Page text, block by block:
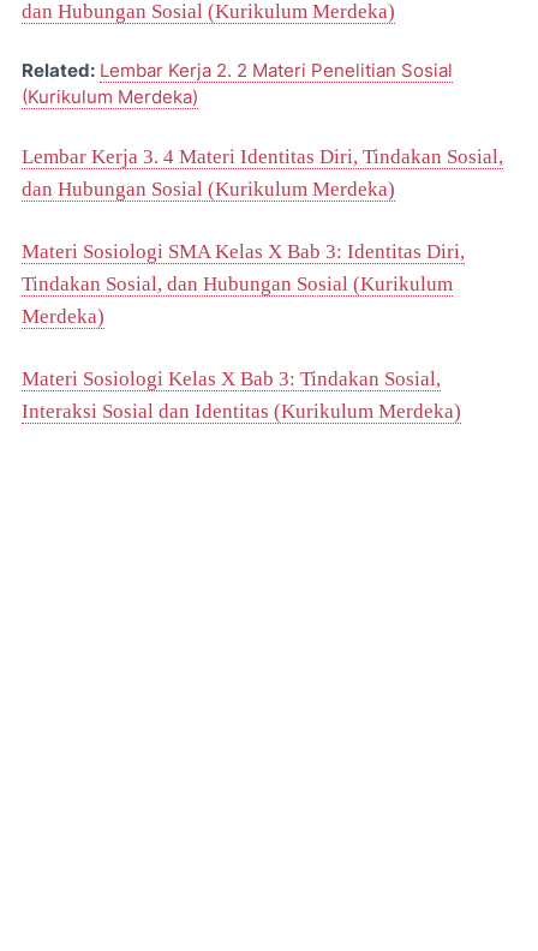
dan Hubungan Sosial (Kurikulum Merdeka)
Related: Lembar Kerja 2. 2 Materi Penelitian Sosial
(Kurikulum Merdeka)
Lembar Kerja 3. 4 Materi Identitas Diri, Tindakan Sosial,
dan Hubungan Sosial (Kurikulum Merdeka)
Materi Sosiologi SMA Kelas X Bab 3: Identitas Diri,
Tindakan Sosial, dan Hubungan Sosial (Kurikulum
Merdeka)
Materi Sosiologi Kelas X Bab 3: Tindakan Sosial,
Interaksi Sosial dan Identitas (Kurikulum Merdeka)